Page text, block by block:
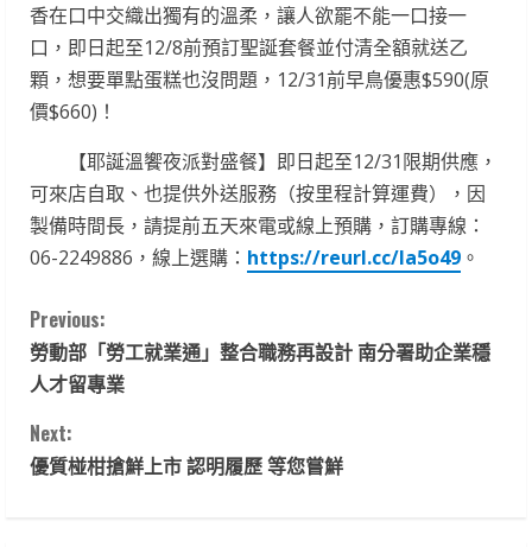
香在口中交織出獨有的溫柔，讓人欲罷不能一口接一
口，即日起至12/8前預訂聖誕套餐並付清全額就送乙
顆，想要單點蛋糕也沒問題，12/31前早鳥優惠$590(原
價$660)！
【耶誕溫饗夜派對盛餐】即日起至12/31限期供應，
可來店自取、也提供外送服務（按里程計算運費），因
製備時間長，請提前五天來電或線上預購，訂購專線：
06-2249886，線上選購： https://reurl.cc/la5o49 。
C
o
n
t
Previous:
勞動部「勞工就業通」整合職務再設計 南分署助企業穩
人才留專業
Next:
優質椪柑搶鮮上市 認明履歷 等您嘗鮮